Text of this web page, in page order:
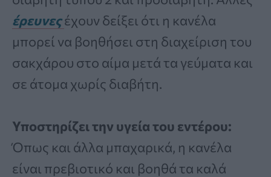
έρευνεςέχουν δείξει ότι η κανέλα
μπορεί να βοηθήσει στη διαχείριση του
σακχάρου στο αίμα μετά τα γεύματα και
σε άτομα χωρίς διαβήτη.
Υποστηρίζει την υγεία του εντέρου:
Όπως και άλλα μπαχαρικά, η κανέλα
είναι πρεβιοτικό και βοηθά τα καλά